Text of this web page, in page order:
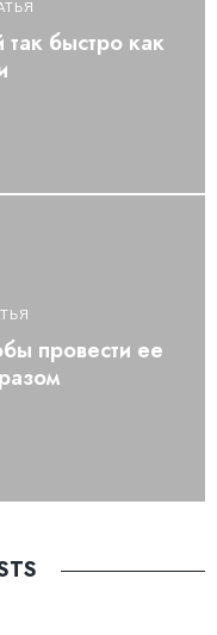
быстро как
провести ее